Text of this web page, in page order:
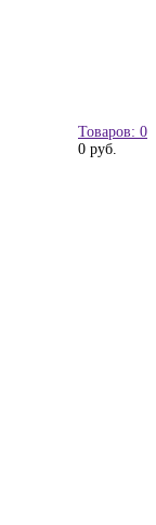
Товаров: 0
0 руб.